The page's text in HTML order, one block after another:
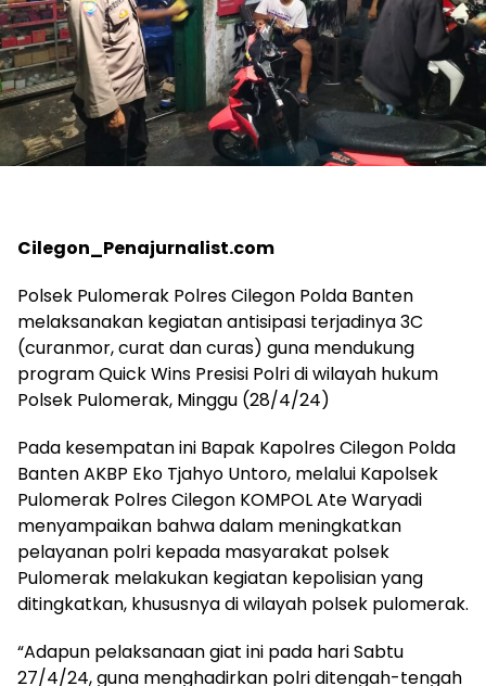
Cilegon_Penajurnalist.com
Polsek Pulomerak Polres Cilegon Polda Banten
melaksanakan kegiatan antisipasi terjadinya 3C
(curanmor, curat dan curas) guna mendukung
program Quick Wins Presisi Polri di wilayah hukum
Polsek Pulomerak, Minggu (28/4/24)
Pada kesempatan ini Bapak Kapolres Cilegon Polda
Banten AKBP Eko Tjahyo Untoro, melalui Kapolsek
Pulomerak Polres Cilegon KOMPOL Ate Waryadi
menyampaikan bahwa dalam meningkatkan
pelayanan polri kepada masyarakat polsek
Pulomerak melakukan kegiatan kepolisian yang
ditingkatkan, khususnya di wilayah polsek pulomerak.
“Adapun pelaksanaan giat ini pada hari Sabtu
27/4/24, guna menghadirkan polri ditengah-tengah